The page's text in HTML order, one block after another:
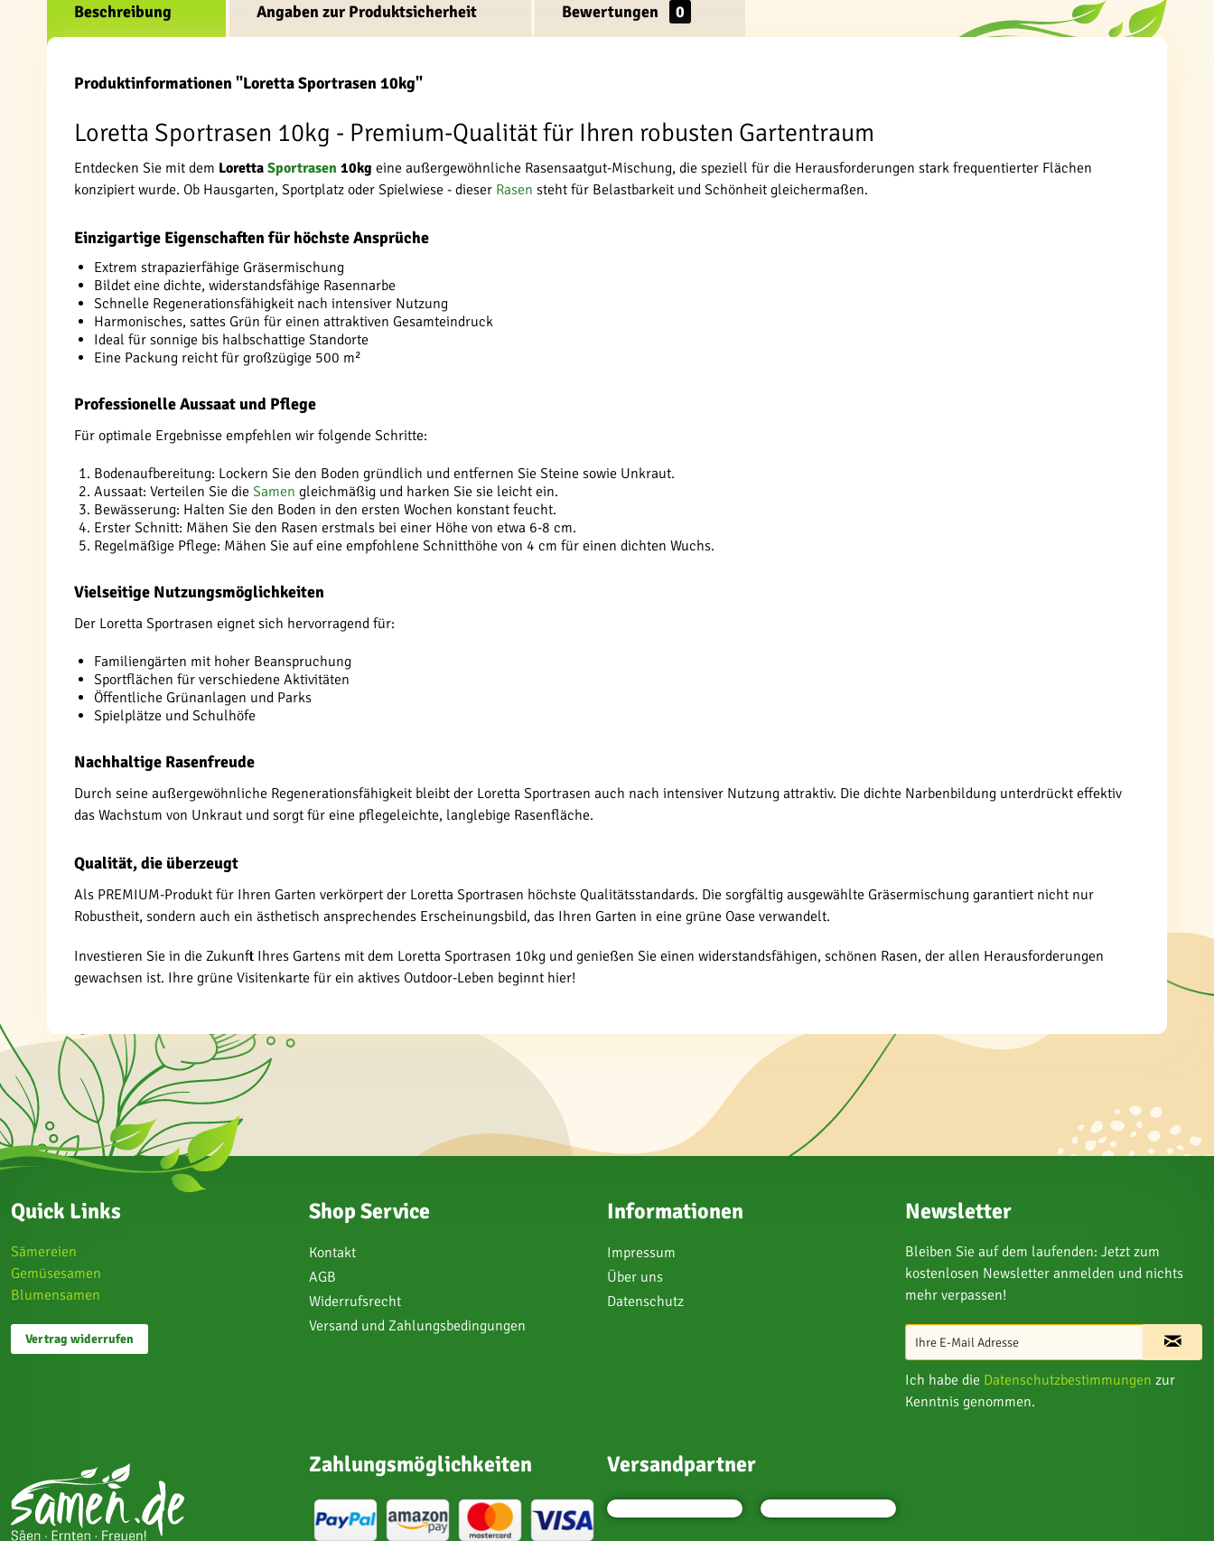
Beschreibung Angaben zur Produktsicherheit Bewertungen 0
Produktinformationen "Loretta Sportrasen 10kg"
Loretta Sportrasen 10kg - Premium-Qualität für Ihren robusten Gartentraum
Entdecken Sie mit dem Loretta Sportrasen 10kg eine außergewöhnliche Rasensaatgut-Mischung, die speziell für die Herausforderungen stark frequentierter Flächen
konzipiert wurde. Ob Hausgarten, Sportplatz oder Spielwiese - dieser Rasen steht für Belastbarkeit und Schönheit gleichermaßen.
Einzigartige Eigenschaften für höchste Ansprüche
Extrem strapazierfähige Gräsermischung
Bildet eine dichte, widerstandsfähige Rasennarbe
Schnelle Regenerationsfähigkeit nach intensiver Nutzung
Harmonisches, sattes Grün für einen attraktiven Gesamteindruck
Ideal für sonnige bis halbschattige Standorte
Eine Packung reicht für großzügige 500 m²
Professionelle Aussaat und Pflege
Für optimale Ergebnisse empfehlen wir folgende Schritte:
Bodenaufbereitung: Lockern Sie den Boden gründlich und entfernen Sie Steine sowie Unkraut.
Aussaat: Verteilen Sie die Samen gleichmäßig und harken Sie sie leicht ein.
Bewässerung: Halten Sie den Boden in den ersten Wochen konstant feucht.
Erster Schnitt: Mähen Sie den Rasen erstmals bei einer Höhe von etwa 6-8 cm.
Regelmäßige Pflege: Mähen Sie auf eine empfohlene Schnitthöhe von 4 cm für einen dichten Wuchs.
Vielseitige Nutzungsmöglichkeiten
Der Loretta Sportrasen eignet sich hervorragend für:
Familiengärten mit hoher Beanspruchung
Sportflächen für verschiedene Aktivitäten
Öffentliche Grünanlagen und Parks
Spielplätze und Schulhöfe
Nachhaltige Rasenfreude
Durch seine außergewöhnliche Regenerationsfähigkeit bleibt der Loretta Sportrasen auch nach intensiver Nutzung attraktiv. Die dichte Narbenbildung unterdrückt effektiv
das Wachstum von Unkraut und sorgt für eine pflegeleichte, langlebige Rasenfläche.
Qualität, die überzeugt
Als PREMIUM-Produkt für Ihren Garten verkörpert der Loretta Sportrasen höchste Qualitätsstandards. Die sorgfältig ausgewählte Gräsermischung garantiert nicht nur
Robustheit, sondern auch ein ästhetisch ansprechendes Erscheinungsbild, das Ihren Garten in eine grüne Oase verwandelt.
Investieren Sie in die Zukunft Ihres Gartens mit dem Loretta Sportrasen 10kg und genießen Sie einen widerstandsfähigen, schönen Rasen, der allen Herausforderungen
gewachsen ist. Ihre grüne Visitenkarte für ein aktives Outdoor-Leben beginnt hier!
Quick Links
Sämereien
Gemüsesamen
Blumensamen
Vertrag widerrufen
Shop Service
Kontakt
AGB
Widerrufsrecht
Versand und Zahlungsbedingungen
Informationen
Impressum
Über uns
Datenschutz
Newsletter
Bleiben Sie auf dem laufenden: Jetzt zum
kostenlosen Newsletter anmelden und nichts
mehr verpassen!
Ich habe die Datenschutzbestimmungen zur
Kenntnis genommen.
Zahlungsmöglichkeiten Versandpartner